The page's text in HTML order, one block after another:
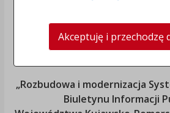
„Rozbudowa i modernizacja
Biuletynu Informacji
Akceptuję i przechodzę